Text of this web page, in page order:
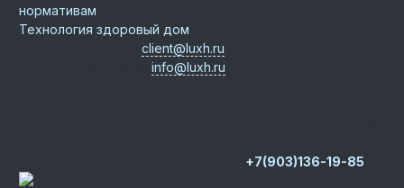
нормативам
Технология здоровый дом
client@luxh.ru
info@luxh.ru
+7(903)136-19-85